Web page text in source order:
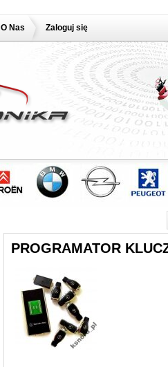
O Nas Zaloguj się
PROGRAMATOR